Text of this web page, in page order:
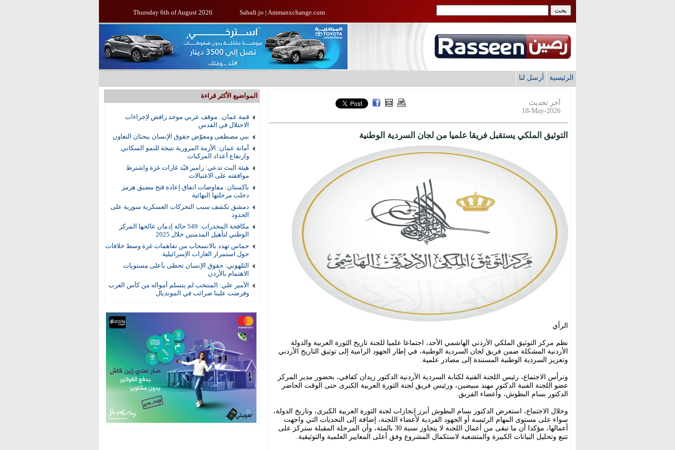
Thursday 6th of August 2026 Sahafi.jo | Ammanxchange.com
الرئيسية أرسل لنا
المواضيع الأكثر قراءة
قمة عمان.. موقف عربي موحد رافض لإجراءات
الاحتلال في القدس
بني مصطفى ومفوّض حقوق الإنسان يبحثان التعاون
أمانة عمان: الأزمة المرورية نتيجة للنمو السكاني
وارتفاع أعداد المركبات
هيئة البث تدعي: زامير قيّد غارات غزة واشترط
موافقته على الاغتيالات
باكستان: مفاوضات اتفاق إعادة فتح مضيق هرمز
دخلت مرحلتها النهائية
دمشق تكشف سبب التحركات العسكرية سورية على
الحدود
مكافحة المخدرات: 549 حالة إدمان عالجها المركز
الوطني لتأهيل المدمنين خلال 2025
حماس تهدد بالانسحاب من تفاهمات غزة وسط خلافات
حول استمرار الغارات الإسرائيلية
التلهوني: حقوق الإنسان تحظى بأعلى مستويات
الاهتمام بالأردن
الأمير علي: المنتخب لم يتسلم أمواله من كأس العرب
وفرضت علينا ضرائب في المونديال
آخر تحديث
18-May-2026
التوثيق الملكي يستقبل فريقا علميا من لجان السردية الوطنية
الرأي
نظم مركز التوثيق الملكي الأردني الهاشمي الأحد، اجتماعا علميا للجنة تاريخ الثورة العربية والدولة
الأردنية المشكلة ضمن فريق لجان السردية الوطنية، في إطار الجهود الرامية إلى توثيق التاريخ الأردني
وتعزيز السردية الوطنية المستندة إلى مصادر علمية.
وترأس الاجتماع، رئيس اللجنة الفنية لكتابة السردية الأردنية الدكتور زيدان كفافي، بحضور مدير المركز
عضو اللجنة الفنية الدكتور مهند مبيضين، ورئيس فريق لجنة الثورة العربية الكبرى حتى الوقت الحاضر
الدكتور بسام البطوش، وأعضاء الفريق.
وخلال الاجتماع، استعرض الدكتور بسام البطوش أبرز إنجازات لجنة الثورة العربية الكبرى، وتاريخ الدولة،
سواء على مستوى المهام الرئيسة أو الجهود الفردية لأعضاء اللجنة، إضافة إلى التحديات التي واجهت
أعمالها، مؤكدا أن ما تبقى من أعمال اللجنة لا يتجاوز نسبة 30 بالمئة، وأن المرحلة المقبلة ستركز على
تتبع وتحليل البيانات الكبيرة والمتشعبة لاستكمال المشروع وفق أعلى المعايير العلمية والتوثيقية.